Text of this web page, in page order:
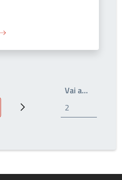
attualeProssima pagina
Vai a…Write the